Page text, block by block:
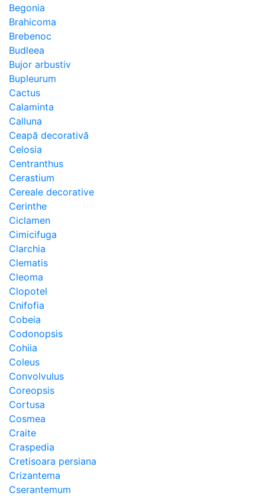
Begonia
Brahicoma
Brebenoc
Budleea
Bujor arbustiv
Bupleurum
Cactus
Calaminta
Calluna
Ceapă decorativă
Celosia
Centranthus
Cerastium
Cereale decorative
Cerinthe
Ciclamen
Cimicifuga
Clarchia
Clematis
Cleoma
Clopotel
Cnifofia
Cobeia
Codonopsis
Cohiia
Coleus
Convolvulus
Coreopsis
Cortusa
Cosmea
Craite
Craspedia
Cretisoara persiana
Crizantema
Cserantemum